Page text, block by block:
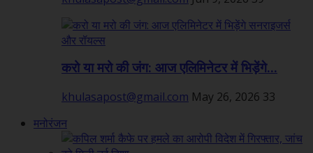
करो या मरो की जंग: आज एलिमिनेटर में भिड़ेंगे...
khulasapost@gmail.com May 26, 2026 33
मनोरंजन